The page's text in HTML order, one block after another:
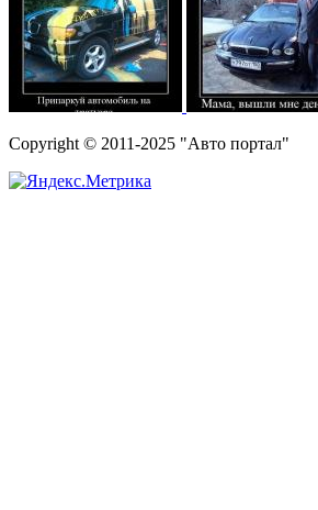
Copyright © 2011-2025 "Авто портал"